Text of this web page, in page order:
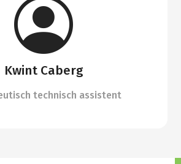
Kwint Caberg
technisch assistent